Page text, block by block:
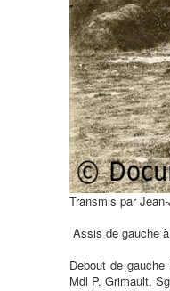
Transmis par
Assis de gauche
Debout de
Mdl P. Grimault,